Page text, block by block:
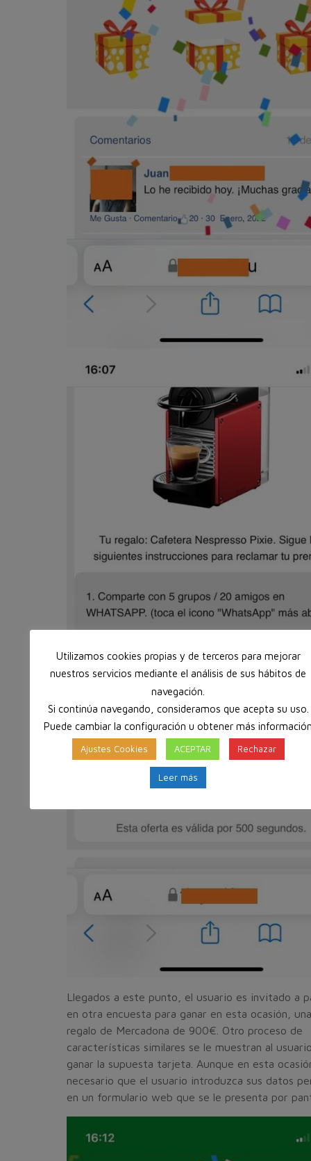
Llegados a este punto, el usuario es invitado a
en otra encuesta para ganar en esta ocasión,
regalo de Mercadona de 900€. Otro proceso de
características similares se le muestran al
ganar la supuesta tarjeta. Aunque en esta
necesario que el usuario introduzca sus datos
en un formulario web que se le presenta por
Utilizamos cookies propias y de terceros para mejorar
nuestros servicios mediante el análisis de sus hábitos de
navegación.
Si continúa navegando, consideramos que acepta su uso.
Puede cambiar la configuración u obtener más
Ajustes Cookies ACEPTAR Rechazar
Leer más